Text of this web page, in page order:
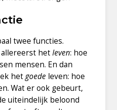
twee functies.
hetleven: hoe
mensen. En dan
hetgoede leven: hoe
Wat er ook gebeurt,
uiteindelijk beloond